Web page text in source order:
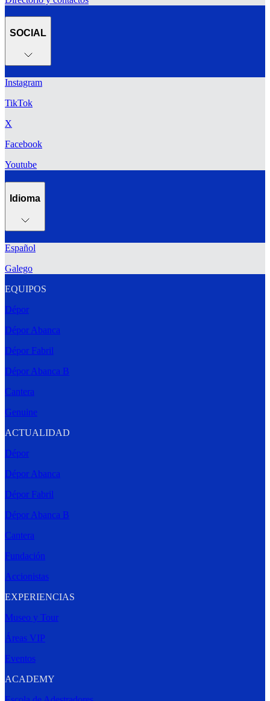
SOCIAL
Instagram
TikTok
X
Facebook
Youtube
Idioma
Español
Galego
EQUIPOS
Dépor
Dépor Abanca
Dépor Fabril
Dépor Abanca B
Cantera
Genuine
ACTUALIDAD
Dépor
Dépor Abanca
Dépor Fabril
Dépor Abanca B
Cantera
Fundación
Accionistas
EXPERIENCIAS
Museo y Tour
Áreas VIP
Eventos
ACADEMY